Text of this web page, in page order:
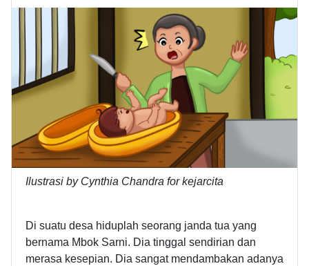
Ilustrasi by Cynthia Chandra for kejarcita
Di suatu desa hiduplah seorang janda tua yang
bernama Mbok Sarni. Dia tinggal sendirian dan
merasa kesepian. Dia sangat mendambakan adanya